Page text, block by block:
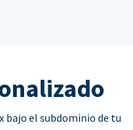
bajo el subdominio de tu